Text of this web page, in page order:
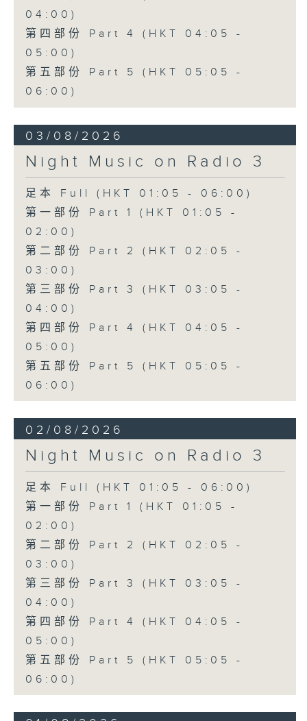
04:00)
第四部份 Part 4 (HKT 04:05 -
05:00)
第五部份 Part 5 (HKT 05:05 -
06:00)
03/08/2026
Night Music on Radio 3
足本 Full (HKT 01:05 - 06:00)
第一部份 Part 1 (HKT 01:05 -
02:00)
第二部份 Part 2 (HKT 02:05 -
03:00)
第三部份 Part 3 (HKT 03:05 -
04:00)
第四部份 Part 4 (HKT 04:05 -
05:00)
第五部份 Part 5 (HKT 05:05 -
06:00)
02/08/2026
Night Music on Radio 3
足本 Full (HKT 01:05 - 06:00)
第一部份 Part 1 (HKT 01:05 -
02:00)
第二部份 Part 2 (HKT 02:05 -
03:00)
第三部份 Part 3 (HKT 03:05 -
04:00)
第四部份 Part 4 (HKT 04:05 -
05:00)
第五部份 Part 5 (HKT 05:05 -
06:00)